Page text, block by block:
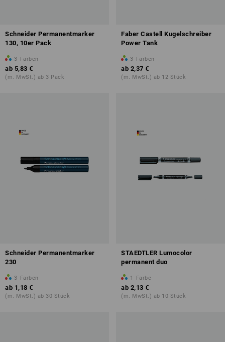
Schneider Permanentmarker
130, 10er Pack
3 Farben
ab 5,83 €
(m. MwSt.) ab 3 Pack
Faber Castell Kugelschreiber
Power Tank
3 Farben
ab 2,37 €
(m. MwSt.) ab 12 Stück
Schneider Permanentmarker
230
3 Farben
ab 1,18 €
(m. MwSt.) ab 30 Stück
STAEDTLER Lumocolor
permanent duo
1 Farbe
ab 2,13 €
(m. MwSt.) ab 10 Stück